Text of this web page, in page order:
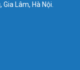
Lâm, Hà Nội.